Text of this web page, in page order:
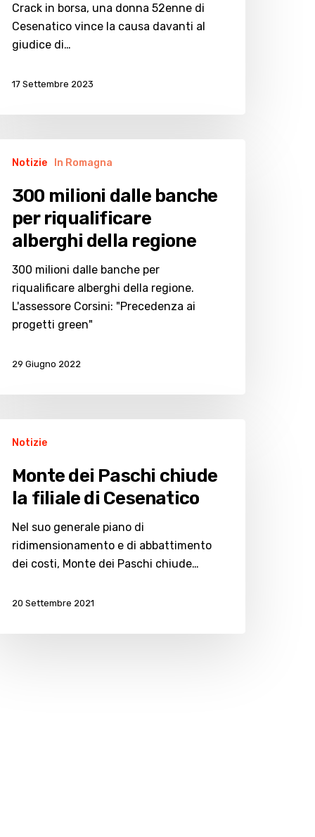
Crack in borsa, una donna 52enne di
Cesenatico vince la causa davanti al
giudice di…
17 Settembre 2023
Notizie In Romagna
300 milioni dalle banche
per riqualificare
alberghi della regione
300 milioni dalle banche per
riqualificare alberghi della regione.
L'assessore Corsini: "Precedenza ai
progetti green"
29 Giugno 2022
Notizie
Monte dei Paschi chiude
la filiale di Cesenatico
Nel suo generale piano di
ridimensionamento e di abbattimento
dei costi, Monte dei Paschi chiude…
20 Settembre 2021